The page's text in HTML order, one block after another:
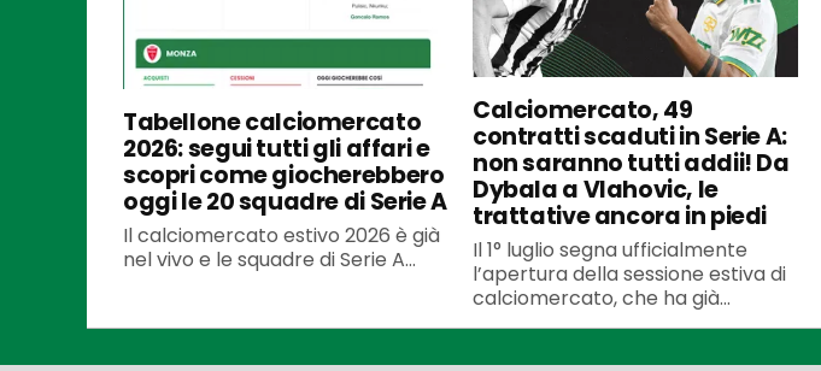
Tabellone calciomercato
2026: segui tutti gli affari e
scopri come giocherebbero
oggi le 20 squadre di Serie A
Il calciomercato estivo 2026 è già
nel vivo e le squadre di Serie A...
Calciomercato, 49
contratti scaduti in Serie A:
non saranno tutti addii! Da
Dybala a Vlahovic, le
trattative ancora in piedi
Il 1° luglio segna ufficialmente
l’apertura della sessione estiva di
calciomercato, che ha già...